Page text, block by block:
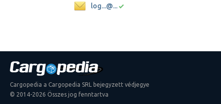
log...@...
Cargopedia a Cargopedia SRL bejegyzett védjegye
© 2014-2026 Összes jog fenntartva